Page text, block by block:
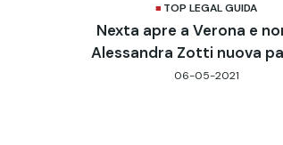
TOP LEGAL GUIDA
Nexta apre a Verona e
Alessandra Zotti nuova
06-05-2021